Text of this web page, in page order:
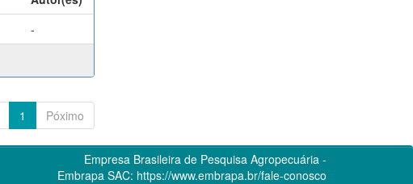
-
1 Póximo
Empresa Brasileira de Pesquisa Agropecuária -
Embrapa SAC: https://www.embrapa.br/fale-conosco